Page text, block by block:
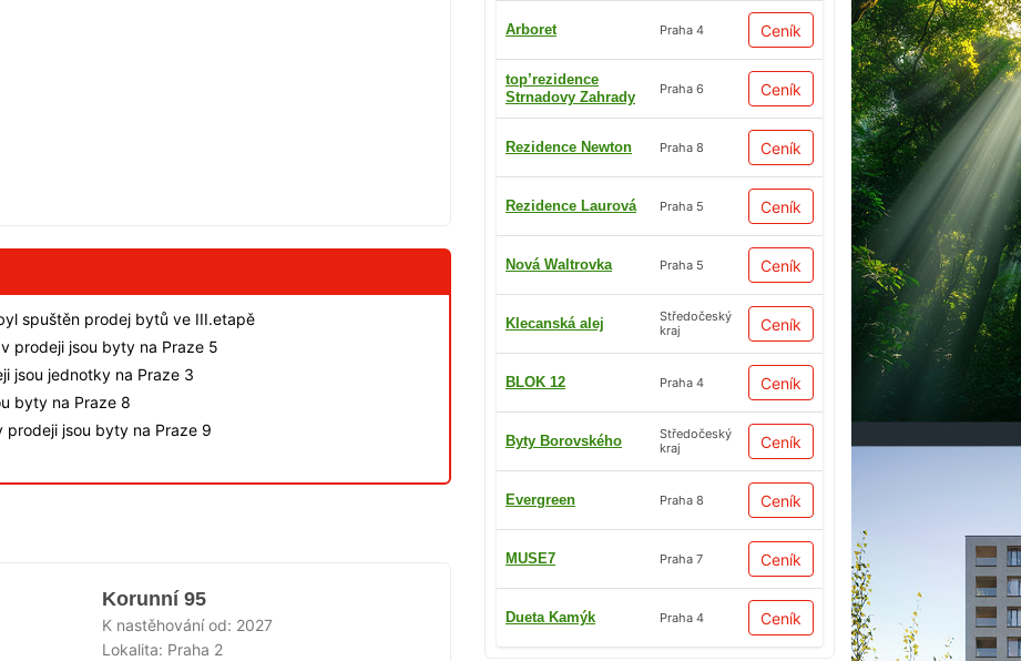
Arboret Praha 4 Ceník
top’rezidence
Strnadovy Zahrady
Praha 6 Ceník
Rezidence Newton Praha 8 Ceník
Rezidence Laurová Praha 5 Ceník
Nová Waltrovka Praha 5 Ceník
Klecanská alej
Středočeský
kraj
Ceník
BLOK 12 Praha 4 Ceník
Byty Borovského
Středočeský
kraj
Ceník
Evergreen Praha 8 Ceník
MUSE7 Praha 7 Ceník
Dueta Kamýk Praha 4 Ceník
spuštěn prodej bytů ve III.etapě
v prodeji jsou byty na Praze 5
jsou jednotky na Praze 3
byty na Praze 8
prodeji jsou byty na Praze 9
Korunní 95
K nastěhování od: 2027
Lokalita: Praha 2